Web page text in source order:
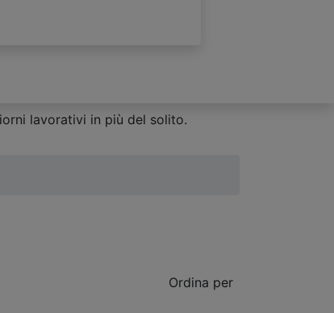
lavorativi in più del solito.
Ordina per